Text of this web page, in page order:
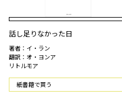
話し足りなかった日
著者：イ・ラン
翻訳：オ・ヨンア
リトルモア
紙書籍で買う